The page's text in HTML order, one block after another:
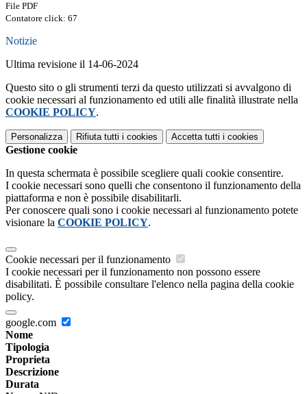
File PDF
Contatore click: 67
Notizie
Ultima revisione il 14-06-2024
Questo sito o gli strumenti terzi da questo utilizzati si avvalgono di
cookie necessari al funzionamento ed utili alle finalità illustrate nella
COOKIE POLICY.
Personalizza Rifiuta tutti i cookies Accetta tutti i cookies
Gestione cookie
In questa schermata è possibile scegliere quali cookie consentire.
I cookie necessari sono quelli che consentono il funzionamento della
piattaforma e non è possibile disabilitarli.
Per conoscere quali sono i cookie necessari al funzionamento potete
visionare la COOKIE POLICY.
Cookie necessari per il funzionamento
I cookie necessari per il funzionamento non possono essere
disabilitati. È possibile consultare l'elenco nella pagina della cookie
policy.
google.com
Nome
Tipologia
Proprieta
Descrizione
Durata